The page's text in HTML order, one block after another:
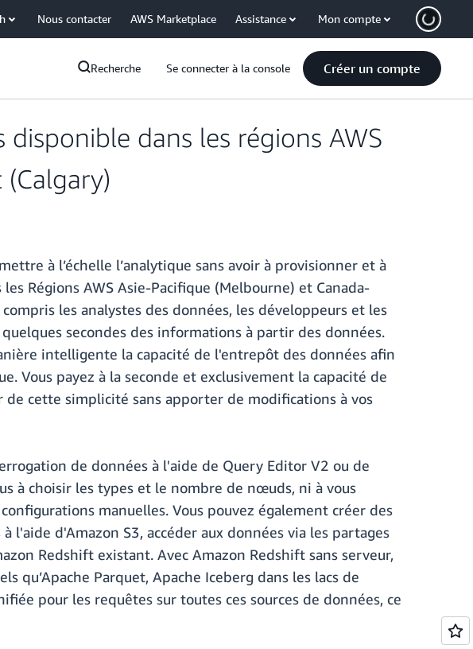
Nous contacter AWS Marketplace Assistance Mon compte
Recherche Se connecter à la console Créer un compte
dans les régions AWS
à l’échelle l’analytique sans avoir à provisionner et à
Régions AWS Asie-Pacifique (Melbourne) et Canada-
les analystes des données, les développeurs et les
secondes des informations à partir des données.
intelligente la capacité de l'entrepôt des données afin
Vous payez à la seconde et exclusivement la capacité de
cette simplicité sans apporter de modifications à vos
de données à l'aide de Query Editor V2 ou de
à choisir les types et le nombre de nœuds, ni à vous
manuelles. Vous pouvez également créer des
l'aide d'Amazon S3, accéder aux données via les partages
Redshift existant. Avec Amazon Redshift sans serveur,
qu’Apache Parquet, Apache Iceberg dans les lacs de
pour les requêtes sur toutes ces sources de données, ce